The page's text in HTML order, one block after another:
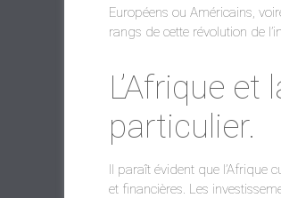
Européens ou Américains,
rangs de cette révolution de
L’Afrique
particulier.
Il paraît évident que l’Afrique
et financières. Les